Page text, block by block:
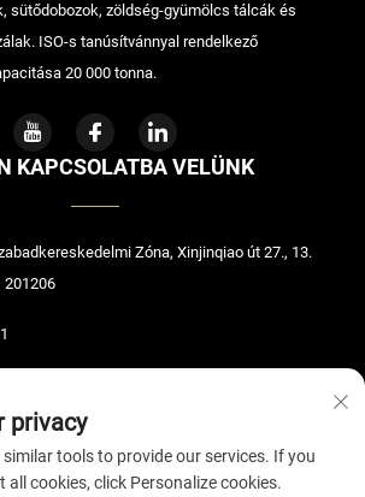
sütődobozok, zöldség-gyümölcs tálcák és
ISO-s tanúsítvánnyal rendelkező
20 000 tonna.
KAPCSOLATBA VELÜNK
Zóna, Xinjinqiao út 27., 13.
201206
Technology Co., Ltd. Minden jog fenntartva.
privacy
similar tools to provide our services. If you
cookies, click Personalize cookies.